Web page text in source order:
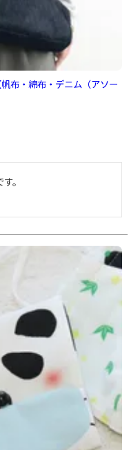
布・綿布・デニム（アソー
。